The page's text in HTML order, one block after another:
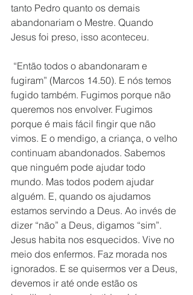
tanto Pedro quanto os demais
abandonariam o Mestre. Quando
Jesus foi preso, isso aconteceu.
fugiram” (Marcos 14.50). E nós temos
fugido também. Fugimos porque não
queremos nos envolver. Fugimos
porque é mais fácil fingir que não
vimos. E o mendigo, a criança, o velho
continuam abandonados. Sabemos
que ninguém pode ajudar todo
mundo. Mas todos podem ajudar
alguém. E, quando os ajudamos
estamos servindo a Deus. Ao invés de
dizer “não” a Deus, digamos “sim”.
Jesus habita nos esquecidos. Vive no
meio dos enfermos. Faz morada nos
ignorados. E se quisermos ver a Deus,
devemos ir até onde estão os